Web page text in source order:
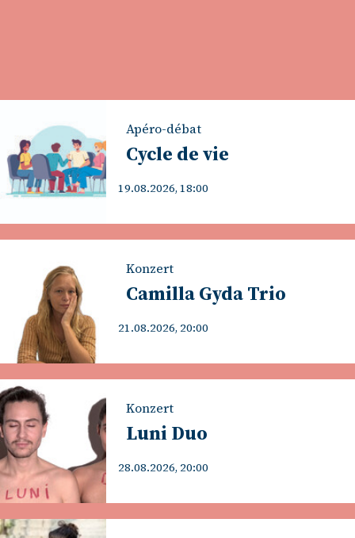
Apéro-débat
Cycle de vie
19.08.2026, 18:00
Konzert
Camilla Gyda Trio
21.08.2026, 20:00
Konzert
Luni Duo
28.08.2026, 20:00